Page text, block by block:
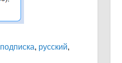
подписка, русский,